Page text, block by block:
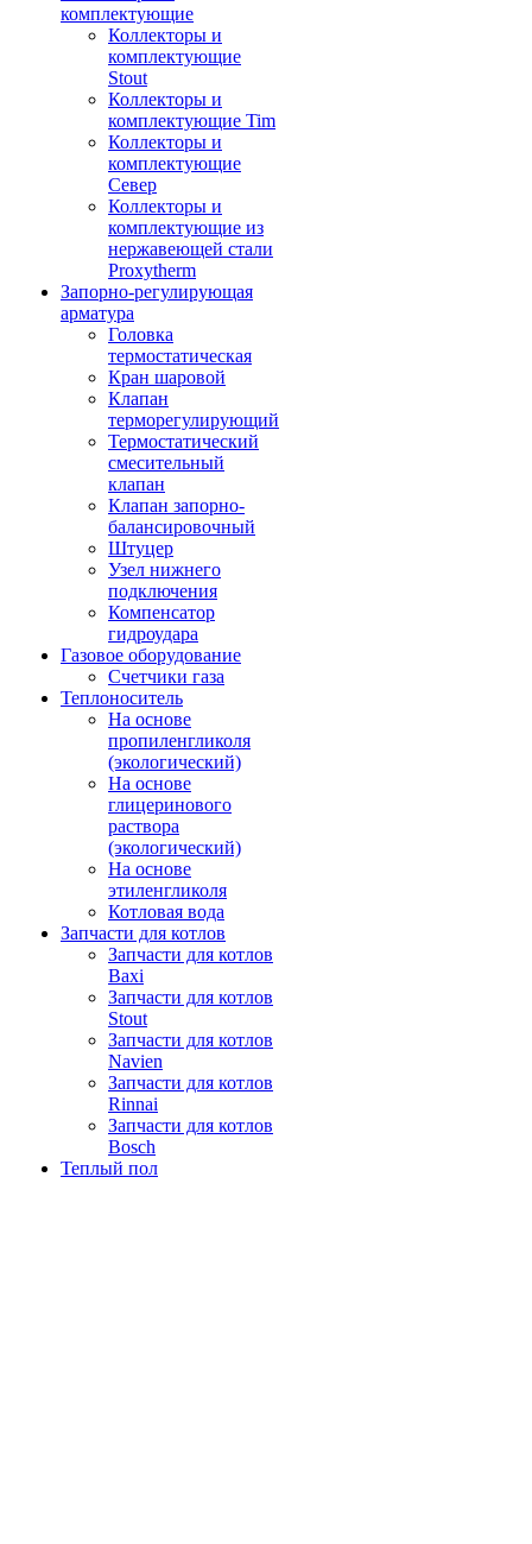
комплектующие
Коллекторы и
комплектующие
Stout
Коллекторы и
комплектующие Tim
Коллекторы и
комплектующие
Север
Коллекторы и
комплектующие из
нержавеющей стали
Proxytherm
Запорно-регулирующая
арматура
Головка
термостатическая
Кран шаровой
Клапан
терморегулирующий
Термостатический
смесительный
клапан
Клапан запорно-
балансировочный
Штуцер
Узел нижнего
подключения
Компенсатор
гидроудара
Газовое оборудование
Счетчики газа
Теплоноситель
На основе
пропиленгликоля
(экологический)
На основе
глицеринового
раствора
(экологический)
На основе
этиленгликоля
Котловая вода
Запчасти для котлов
Запчасти для котлов
Baxi
Запчасти для котлов
Stout
Запчасти для котлов
Navien
Запчасти для котлов
Rinnai
Запчасти для котлов
Bosch
Теплый пол